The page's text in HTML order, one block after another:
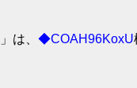
は、◆COAH96KoxU